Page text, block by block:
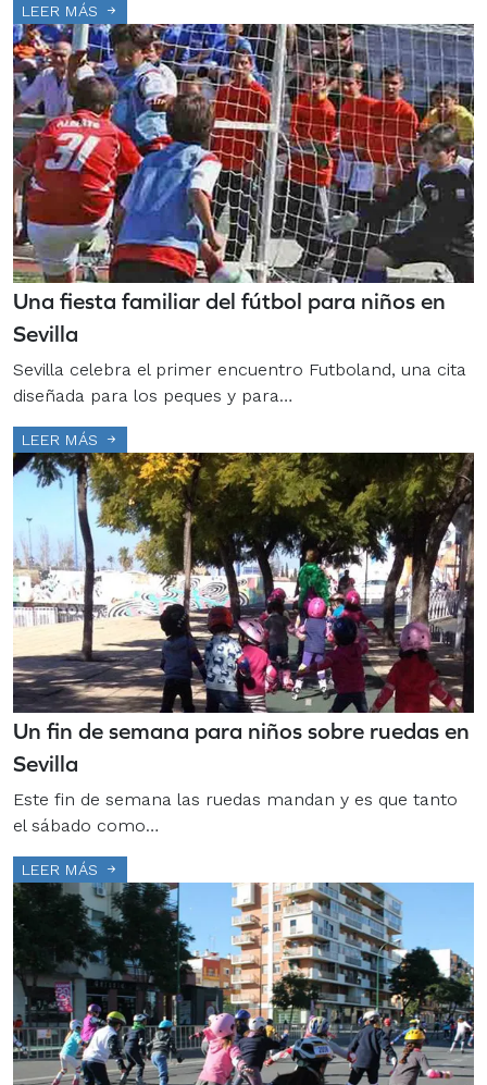
LEER MÁS
Una fiesta familiar del fútbol para niños en
Sevilla
Sevilla celebra el primer encuentro Futboland, una cita
diseñada para los peques y para…
LEER MÁS
Un fin de semana para niños sobre ruedas en
Sevilla
Este fin de semana las ruedas mandan y es que tanto
el sábado como…
LEER MÁS